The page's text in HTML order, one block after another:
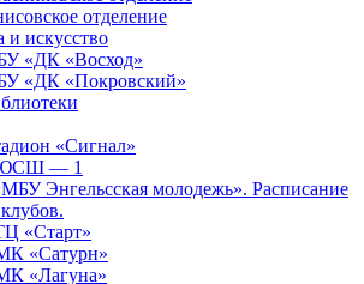
отделение
и искусство
«ДК «Восход»
«ДК «Покровский»
«Сигнал»
— 1
Энгельсская молодежь». Расписание
«Старт»
«Сатурн»
«Лагуна»